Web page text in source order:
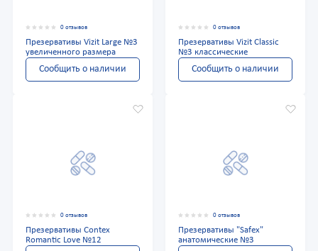
0 отзывов
Презервативы Vizit Large №3
увеличенного размера
Сообщить о наличии
0 отзывов
Презервативы Vizit Classic
№3 классические
Сообщить о наличии
0 отзывов
Презервативы Contex
Romantic Love №12
0 отзывов
Презервативы "Safex"
анатомические №3